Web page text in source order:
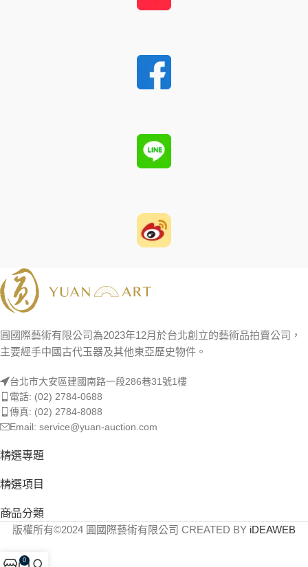
圓國際藝術有限公司為2023年12月於台北創立的藝術品拍賣公司，
主要經手中國古代玉器及其他東亞歷史物件。
台北市大安區建國南路一段286巷31號1樓
電話: (02) 2784-0688
傳真: (02) 2784-8088
Email: service@yuan-auction.com
精選專題
精選項目
商品分類
版權所有©2024 圓國際藝術有限公司 CREATED BY iDEAWEB
0